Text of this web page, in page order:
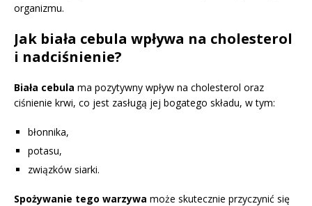
organizmu.
Jak biała cebula wpływa na cholesterol
i nadciśnienie?
Biała cebula ma pozytywny wpływ na cholesterol oraz
ciśnienie krwi, co jest zasługą jej bogatego składu, w tym:
błonnika,
potasu,
związków siarki.
Spożywanie tego warzywa może skutecznie przyczynić się